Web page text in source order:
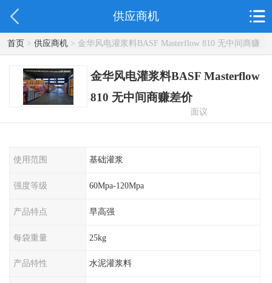
供应商机
首页> 供应商机> 金华风电灌浆料BASF Masterflow 810 无中间商赚
差价
金华风电灌浆料BASF Masterflow
810 无中间商赚差价
面议
使用范围 基础灌浆
强度等级 60Mpa-120Mpa
产品特点 早高强
每袋重量 25kg
产品特性 水泥灌浆料